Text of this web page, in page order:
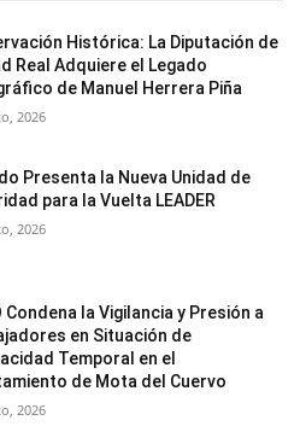
Histórica: La Diputación de
Real Adquiere el Legado
de Manuel Herrera Piña
2026
Presenta la Nueva Unidad de
para la Vuelta LEADER
2026
Condena la Vigilancia y Presión a
en Situación de
Temporal en el
de Mota del Cuervo
2026